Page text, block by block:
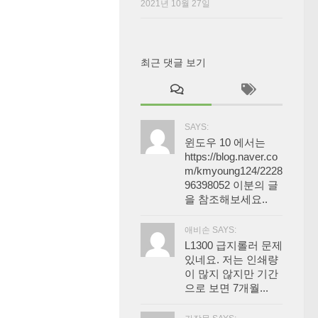
2021년 10월 27일
최근 댓글 보기
SAYS:
윈도우 10 에서는
https://blog.naver.co
m/kmyoung124/2228
96398052 이분의 글
을 참조해보세요..
애비손 SAYS:
L1300 급지롤러 문제
있네요. 저는 인쇄량
이 많지 않지만 기간
으로 보면 7개월...